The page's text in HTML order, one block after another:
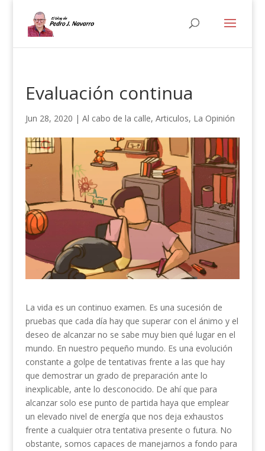
Evaluación continua
Jun 28, 2020 | Al cabo de la calle, Articulos, La Opinión
La vida es un continuo examen. Es una sucesión de
pruebas que cada día hay que superar con el ánimo y el
deseo de alcanzar no se sabe muy bien qué lugar en el
mundo. En nuestro pequeño mundo. Es una evolución
constante a golpe de tentativas frente a las que hay
que demostrar un grado de preparación ante lo
inexplicable, ante lo desconocido. De ahí que para
alcanzar solo ese punto de partida haya que emplear
un elevado nivel de energía que nos deja exhaustos
frente a cualquier otra tentativa presente o futura. No
obstante, somos capaces de manejarnos a fondo para